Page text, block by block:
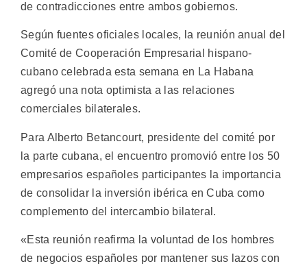
de contradicciones entre ambos gobiernos.
Según fuentes oficiales locales, la reunión anual del
Comité de Cooperación Empresarial hispano-
cubano celebrada esta semana en La Habana
agregó una nota optimista a las relaciones
comerciales bilaterales.
Para Alberto Betancourt, presidente del comité por
la parte cubana, el encuentro promovió entre los 50
empresarios españoles participantes la importancia
de consolidar la inversión ibérica en Cuba como
complemento del intercambio bilateral.
«Esta reunión reafirma la voluntad de los hombres
de negocios españoles por mantener sus lazos con